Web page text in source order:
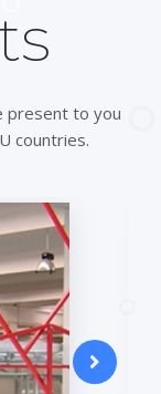
present to you
countries.